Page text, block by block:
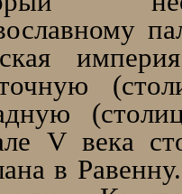
V века
в